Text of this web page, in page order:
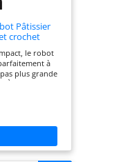
Pâtissier
crochet
le robot
à
plus grande
UTILISER : Un
vitesses et une
vos besoins
ATOUS VOS
essentiels - un
les gâteaux
et les pâtes
compacte